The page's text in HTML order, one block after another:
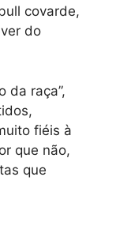
covarde,
do
da raça”,
fiéis à
que não,
que